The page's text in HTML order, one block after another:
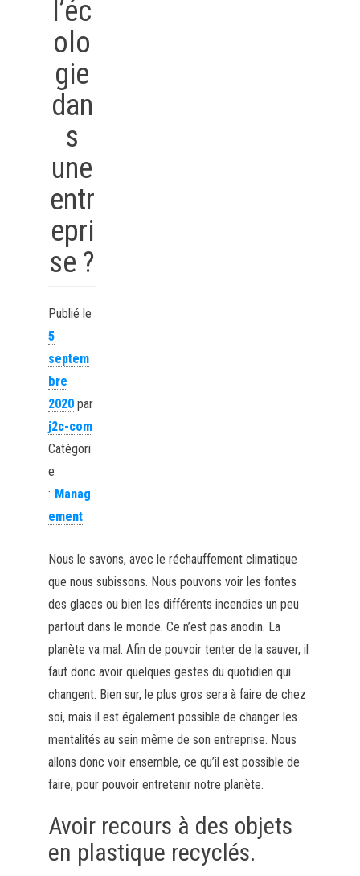
l’éc
olo
gie
dan
s
une
entr
epri
se ?
Publié le
5
septem
bre
2020par
j2c-com
Catégori
e
: Manag
ement
Nous le savons, avec le réchauffement climatique
que nous subissons. Nous pouvons voir les fontes
des glaces ou bien les différents incendies un peu
partout dans le monde. Ce n’est pas anodin. La
planète va mal. Afin de pouvoir tenter de la sauver, il
faut donc avoir quelques gestes du quotidien qui
changent. Bien sur, le plus gros sera à faire de chez
soi, mais il est également possible de changer les
mentalités au sein même de son entreprise. Nous
allons donc voir ensemble, ce qu’il est possible de
faire, pour pouvoir entretenir notre planète.
Avoir recours à des objets
en plastique recyclés.